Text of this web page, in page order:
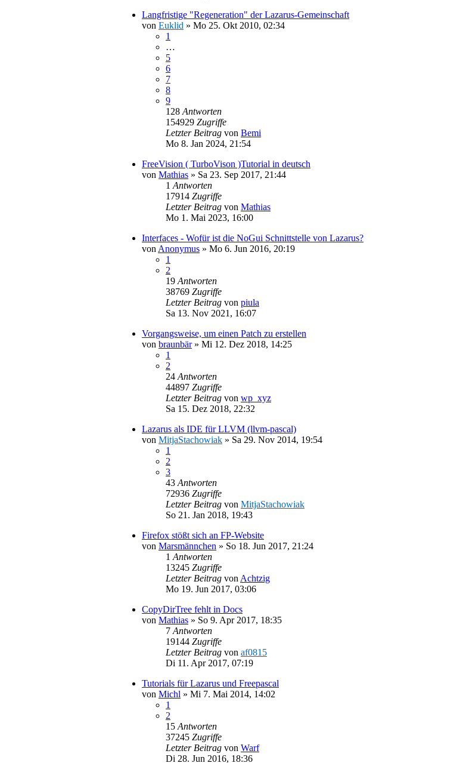
Langfristige "Regeneration" der Lazarus-Gemeinschaft
von Euklid » Mo 25. Okt 2010, 02:34
1
…
5
6
7
8
9
128 Antworten
154929 Zugriffe
Letzter Beitrag von Bemi
Mo 8. Jan 2024, 21:54
FreeVision ( TurboVison )Tutorial in deutsch
von Mathias » Sa 23. Sep 2017, 21:44
1 Antworten
17914 Zugriffe
Letzter Beitrag von Mathias
Mo 1. Mai 2023, 16:00
Interfaces - Wofür ist die NoGui Schnittstelle von Lazarus?
von Anonymus » Mo 6. Jun 2016, 20:19
1
2
19 Antworten
38769 Zugriffe
Letzter Beitrag von piula
Sa 13. Nov 2021, 16:07
Vorgangsweise, um einen Patch zu erstellen
von braunbär» Mi 12. Dez 2018, 14:25
1
2
24 Antworten
44897 Zugriffe
Letzter Beitrag von wp_xyz
Sa 15. Dez 2018, 22:32
Lazarus als IDE für LLVM (llvm-pascal)
von MitjaStachowiak » Sa 29. Nov 2014, 19:54
1
2
3
43 Antworten
72936 Zugriffe
Letzter Beitrag von MitjaStachowiak
So 21. Jan 2018, 19:43
Firefox stößt sich an FP-Website
von Marsmännchen » So 18. Jun 2017, 21:24
1 Antworten
13245 Zugriffe
Letzter Beitrag von Achtzig
Mo 19. Jun 2017, 03:06
CopyDirTree fehlt in Docs
von Mathias » So 9. Apr 2017, 18:35
7 Antworten
19144 Zugriffe
Letzter Beitrag von af0815
Di 11. Apr 2017, 07:19
Tutorials für Lazarus und Freepascal
von Michl » Mi 7. Mai 2014, 14:02
1
2
15 Antworten
37245 Zugriffe
Letzter Beitrag von Warf
Di 28. Jun 2016, 18:36